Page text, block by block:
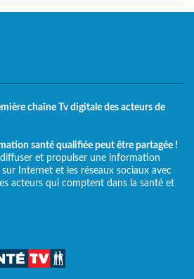
chaîne Tv digitale des acteurs de
santé qualifiée peut être partagée !
et propulser une information
Internet et les réseaux sociaux avec
acteurs qui comptent dans la santé et